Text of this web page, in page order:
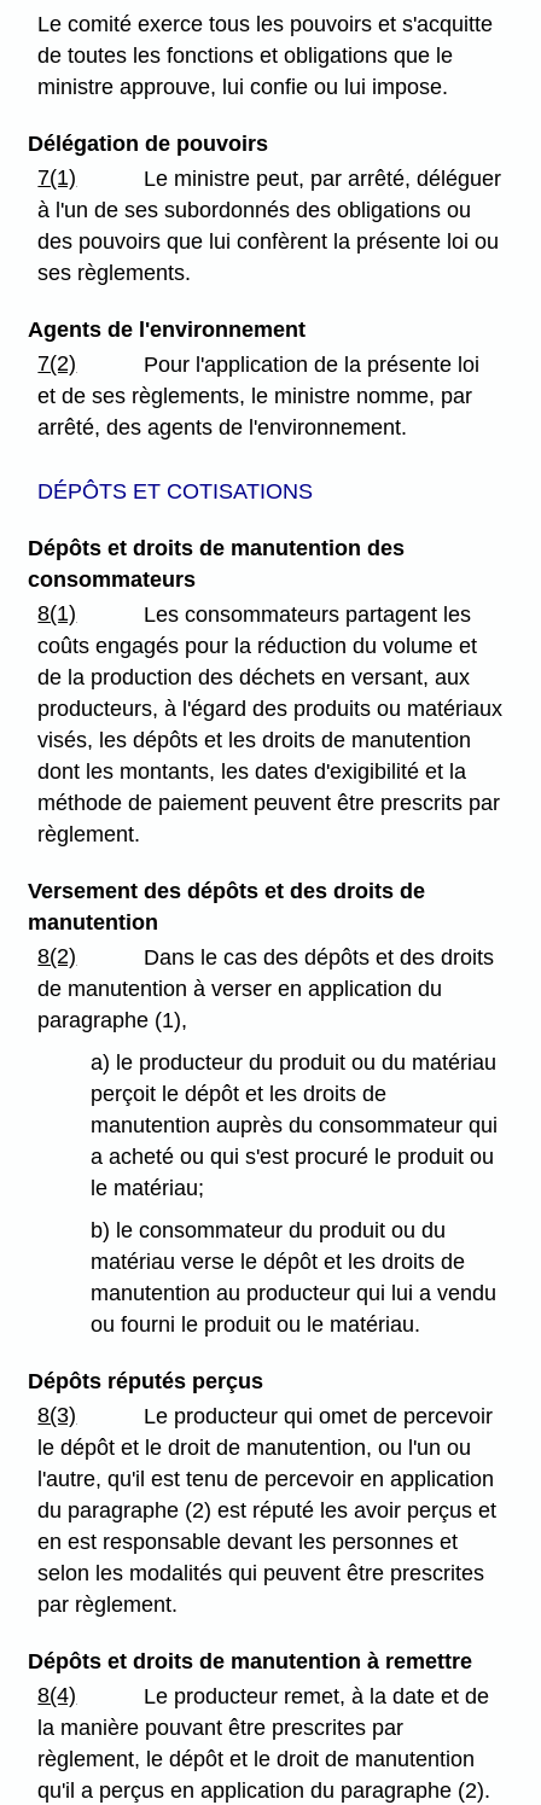
Le comité exerce tous les pouvoirs et s'acquitte
de toutes les fonctions et obligations que le
ministre approuve, lui confie ou lui impose.
Délégation de pouvoirs
7(1)
Le ministre peut, par arrêté, déléguer
à l'un de ses subordonnés des obligations ou
des pouvoirs que lui confèrent la présente loi ou
ses règlements.
Agents de l'environnement
7(2)
Pour l'application de la présente loi
et de ses règlements, le ministre nomme, par
arrêté, des agents de l'environnement.
DÉPÔTS ET COTISATIONS
Dépôts et droits de manutention des
consommateurs
8(1)
Les consommateurs partagent les
coûts engagés pour la réduction du volume et
de la production des déchets en versant, aux
producteurs, à l'égard des produits ou matériaux
visés, les dépôts et les droits de manutention
dont les montants, les dates d'exigibilité et la
méthode de paiement peuvent être prescrits par
règlement.
Versement des dépôts et des droits de
manutention
8(2)
Dans le cas des dépôts et des droits
de manutention à verser en application du
paragraphe (1),
a) le producteur du produit ou du matériau
perçoit le dépôt et les droits de
manutention auprès du consommateur qui
a acheté ou qui s'est procuré le produit ou
le matériau;
b) le consommateur du produit ou du
matériau verse le dépôt et les droits de
manutention au producteur qui lui a vendu
ou fourni le produit ou le matériau.
Dépôts réputés perçus
8(3)
Le producteur qui omet de percevoir
le dépôt et le droit de manutention, ou l'un ou
l'autre, qu'il est tenu de percevoir en application
du paragraphe (2) est réputé les avoir perçus et
en est responsable devant les personnes et
selon les modalités qui peuvent être prescrites
par règlement.
Dépôts et droits de manutention à remettre
8(4)
Le producteur remet, à la date et de
la manière pouvant être prescrites par
règlement, le dépôt et le droit de manutention
qu'il a perçus en application du paragraphe (2).